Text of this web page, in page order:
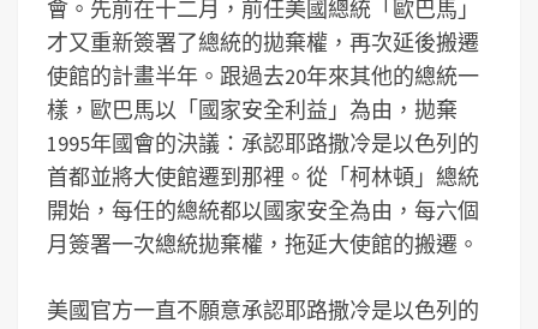
會。先前在十二月，前任美國總統「歐巴馬」
才又重新簽署了總統的拋棄權，再次延後搬遷
使館的計畫半年。跟過去20年來其他的總統一
樣，歐巴馬以「國家安全利益」為由，拋棄
1995年國會的決議：承認耶路撒冷是以色列的
首都並將大使館遷到那裡。從「柯林頓」總統
開始，每任的總統都以國家安全為由，每六個
月簽署一次總統拋棄權，拖延大使館的搬遷。
美國官方一直不願意承認耶路撒冷是以色列的